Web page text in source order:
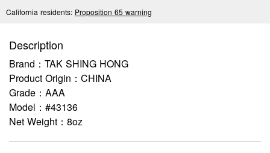
California residents: Proposition 65 warning
Description
Brand：TAK SHING HONG
Product Origin：CHINA
Grade：AAA
Model：#43136
Net Weight：8oz